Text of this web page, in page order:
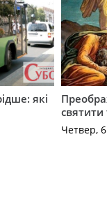
які
святити
Четвер,